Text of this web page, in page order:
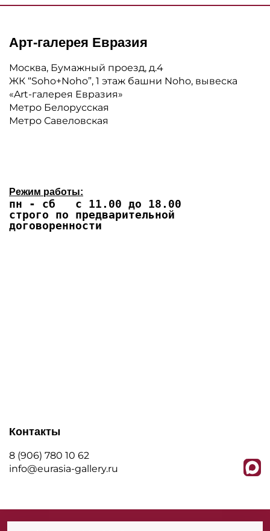
Арт-галерея Евразия
Москва, Бумажный проезд, д.4
ЖК “Soho+Noho”, 1 этаж башни Noho, вывеска
«Art-галерея Евразия»
Метро Белорусская
Метро Савеловская
Режим работы:
пн - сб с 11.00 до 18.00
строго по предварительной
договоренности
Контакты
8 (906) 780 10 62
info@eurasia-gallery.ru